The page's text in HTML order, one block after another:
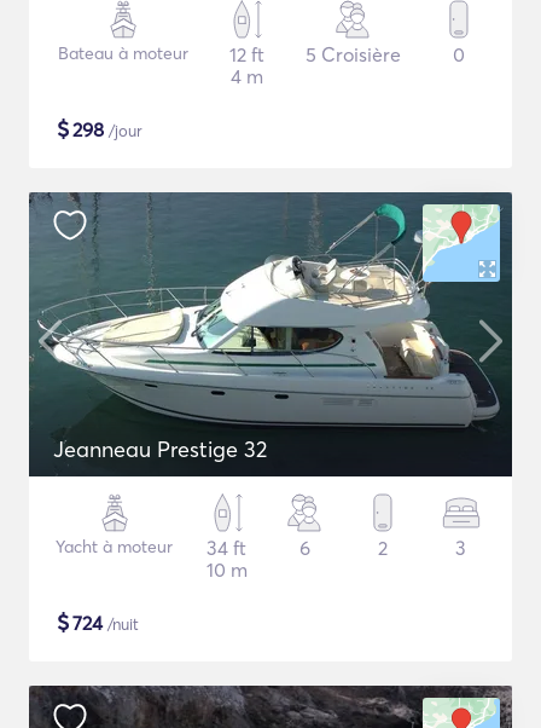
Bateau à moteur
12 ft
4 m
5 Croisière 0
$298 /jour
Jeanneau Prestige 32
Yacht à moteur
34 ft
10 m
6 2 3
$724/nuit